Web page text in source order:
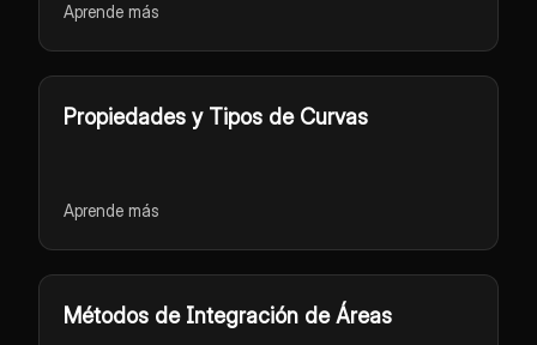
Aprende más
Propiedades y Tipos de Curvas
Aprende más
Métodos de Integración de Áreas